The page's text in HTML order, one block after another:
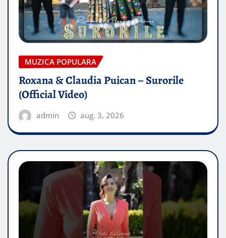
MUZICA POPULARA
Roxana & Claudia Puican – Surorile
(Official Video)
admin aug. 3, 2026